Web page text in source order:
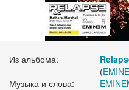
Из альбома:
(
Музыка и слова: